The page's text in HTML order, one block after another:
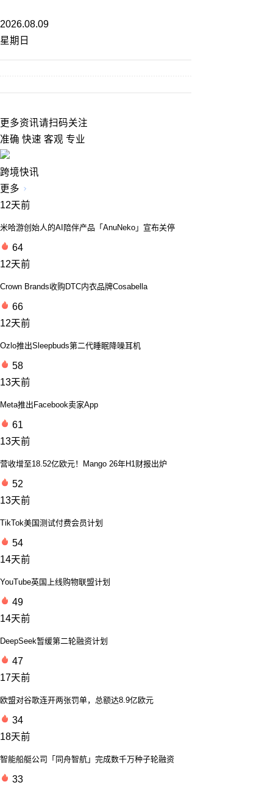
2026.08.09
星期日
更多资讯请扫码关注
准确 快速 客观 专业
跨境快讯
更多
12天前
米哈游创始人的AI陪伴产品「AnuNeko」宣布关停
64
12天前
Crown Brands收购DTC内衣品牌Cosabella
66
12天前
Ozlo推出Sleepbuds第二代睡眠降噪耳机
58
13天前
Meta推出Facebook卖家App
61
13天前
营收增至18.52亿欧元！Mango 26年H1财报出炉
52
13天前
TikTok美国测试付费会员计划
54
14天前
YouTube英国上线购物联盟计划
49
14天前
DeepSeek暂缓第二轮融资计划
47
17天前
欧盟对谷歌连开两张罚单，总额达8.9亿欧元
34
18天前
智能船艇公司「同舟智航」完成数千万种子轮融资
33